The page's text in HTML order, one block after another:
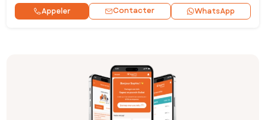
Appeler Contacter WhatsApp